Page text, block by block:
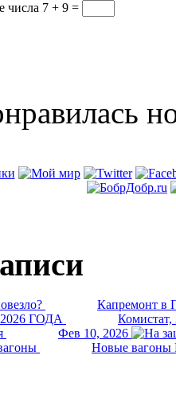
7 + 9 =
Капремонт в
Комистат,
Фев 10, 2026
Новые вагоны